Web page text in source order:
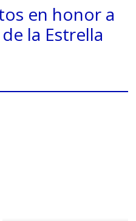
en honor a
la Estrella